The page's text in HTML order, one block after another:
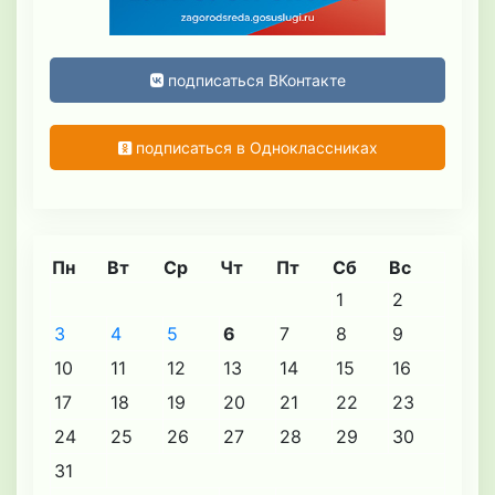
подписаться ВКонтакте
подписаться в Одноклассниках
Пн Вт Ср Чт Пт Сб Вс
1
2
3
4 5 6 7 8
9
10
11 12 13 14 15
16
17
18 19 20 21 22
23
24
25 26 27 28 29
30
31